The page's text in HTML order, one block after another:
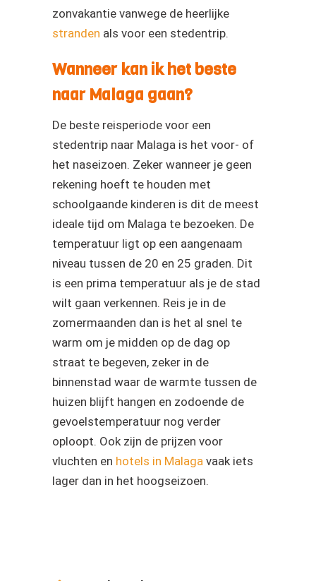
zonvakantie vanwege de heerlijke
stranden als voor een stedentrip.
Wanneer kan ik het beste
naar Malaga gaan?
De beste reisperiode voor een
stedentrip naar Malaga is het voor- of
het naseizoen. Zeker wanneer je geen
rekening hoeft te houden met
schoolgaande kinderen is dit de meest
ideale tijd om Malaga te bezoeken. De
temperatuur ligt op een aangenaam
niveau tussen de 20 en 25 graden. Dit
is een prima temperatuur als je de stad
wilt gaan verkennen. Reis je in de
zomermaanden dan is het al snel te
warm om je midden op de dag op
straat te begeven, zeker in de
binnenstad waar de warmte tussen de
huizen blijft hangen en zodoende de
gevoelstemperatuur nog verder
oploopt. Ook zijn de prijzen voor
vluchten en hotels in Malaga vaak iets
lager dan in het hoogseizoen.